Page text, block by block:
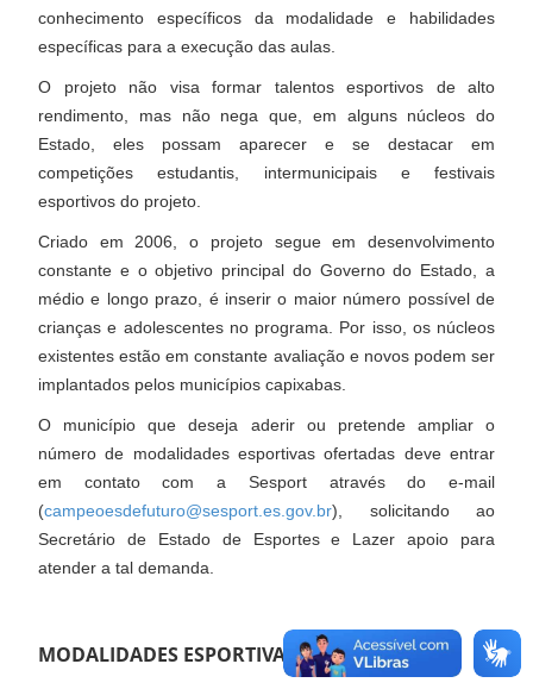
conhecimento específicos da modalidade e habilidades
específicas para a execução das aulas.
O projeto não visa formar talentos esportivos de alto
rendimento, mas não nega que, em alguns núcleos do
Estado, eles possam aparecer e se destacar em
competições estudantis, intermunicipais e festivais
esportivos do projeto.
Criado em 2006, o projeto segue em desenvolvimento
constante e o objetivo principal do Governo do Estado, a
médio e longo prazo, é inserir o maior número possível de
crianças e adolescentes no programa. Por isso, os núcleos
existentes estão em constante avaliação e novos podem ser
implantados pelos municípios capixabas.
O município que deseja aderir ou pretende ampliar o
número de modalidades esportivas ofertadas deve entrar
em contato com a Sesport através do e-mail
(campeoesdefuturo@sesport.es.gov.br), solicitando ao
Secretário de Estado de Esportes e Lazer apoio para
atender a tal demanda.
MODALIDADES ESPORTIVAS OFERTADAS